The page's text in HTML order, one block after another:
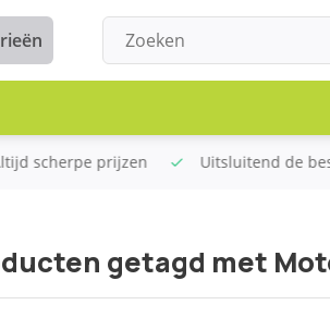
scherpe prijzen Uitsluitend de
getagd met